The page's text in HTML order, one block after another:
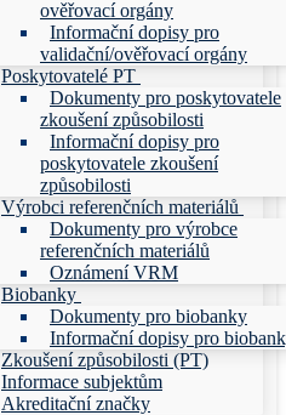
ověřovací orgány
Informační dopisy pro
validační/ověřovací orgány
Poskytovatelé PT
Dokumenty pro poskytovatele
zkoušení způsobilosti
Informační dopisy pro
poskytovatele zkoušení
způsobilosti
Výrobci referenčních materiálů
Dokumenty pro výrobce
referenčních materiálů
Oznámení VRM
Biobanky
Dokumenty pro biobanky
Informační dopisy pro
Zkoušení způsobilosti (PT)
Informace subjektům
Akreditační značky